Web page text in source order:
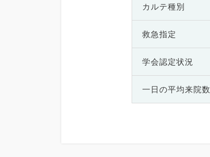
カルテ種別
救急指定
学会認定状況
一日の平均来院数